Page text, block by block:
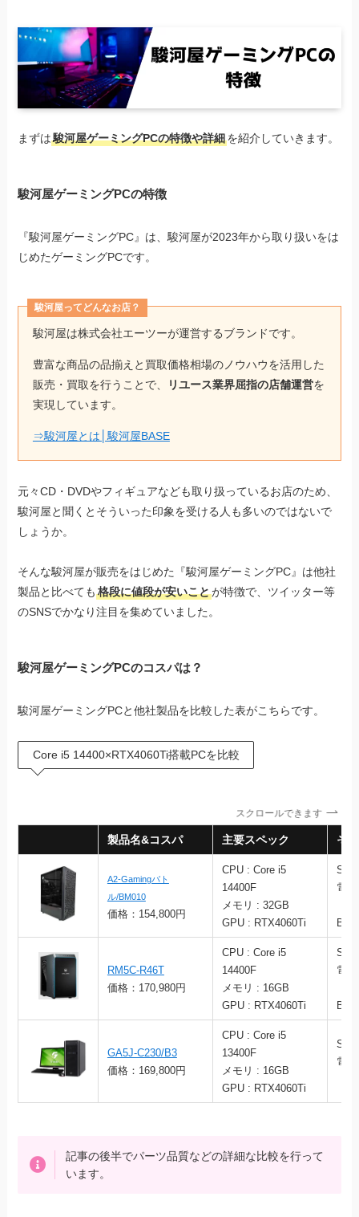
まずは駿河屋ゲーミングPCの特徴や詳細を紹介していきます。
駿河屋ゲーミングPCの特徴
『駿河屋ゲーミングPC』は、駿河屋が2023年から取り扱いをは
じめたゲーミングPCです。
駿河屋ってどんなお店？
駿河屋は株式会社エーツーが運営するブランドです。
豊富な商品の品揃えと買取価格相場のノウハウを活用した
販売・買取を行うことで、
リユース業界屈指の店舗運営を
実現しています。
⇒駿河屋とは│駿河屋BASE
元々CD・DVDやフィギュアなども取り扱っているお店のため、
駿河屋と聞くとそういった印象を受ける人も多いのではないで
しょうか。
そんな駿河屋が販売をはじめた『駿河屋ゲーミングPC』は他社
製品と比べても格段に値段が安いことが特徴で、ツイッター等
のSNSでかなり注目を集めていました。
駿河屋ゲーミングPCのコスパは？
駿河屋ゲーミングPCと他社製品を比較した表がこちらです。
Core i5 14400×RTX4060Ti搭載PCを比較
スクロールできます
製品名&コスパ 主要スペック そ
A2-Gamingバト
ル/BM010
価格：154,800円
CPU : Core i5
14400F
メモリ : 32GB
GPU : RTX4060Ti
電
RM5C-R46T
価格：170,980円
CPU : Core i5
14400F
メモリ : 16GB
GPU : RTX4060Ti
電
GA5J-C230/B3
価格：169,800円
CPU : Core i5
13400F
メモリ : 16GB
GPU : RTX4060Ti
電
記事の後半でパーツ品質などの詳細な比較を行って
います。